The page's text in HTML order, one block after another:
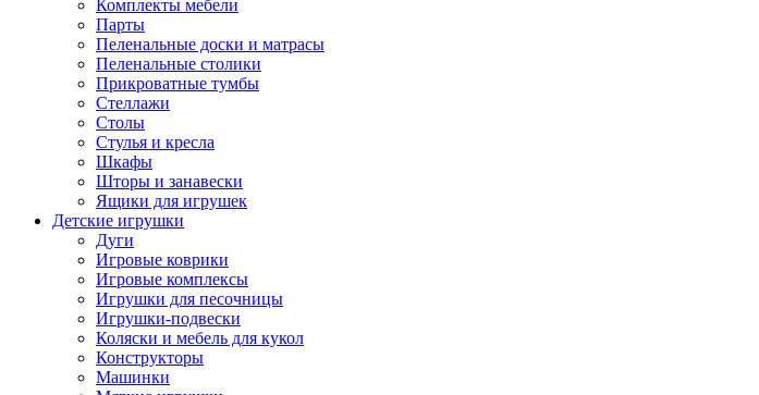
Комплекты мебели
Парты
Пеленальные доски и матрасы
Пеленальные столики
Прикроватные тумбы
Стеллажи
Столы
Стулья и кресла
Шкафы
Шторы и занавески
Ящики для игрушек
Детские игрушки
Дуги
Игровые коврики
Игровые комплексы
Игрушки для песочницы
Игрушки-подвески
Коляски и мебель для кукол
Конструкторы
Машинки